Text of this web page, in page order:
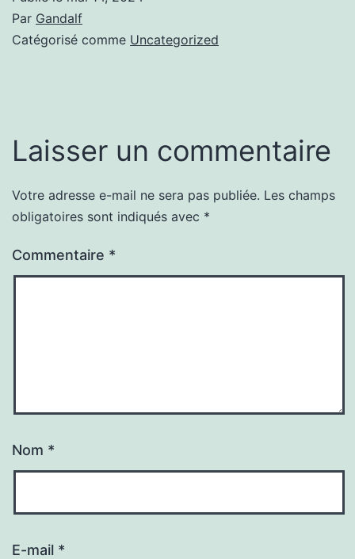
Par Gandalf
Catégorisé comme Uncategorized
Laisser un commentaire
Votre adresse e-mail ne sera pas publiée. Les champs
obligatoires sont indiqués avec *
Commentaire *
Nom *
E-mail *